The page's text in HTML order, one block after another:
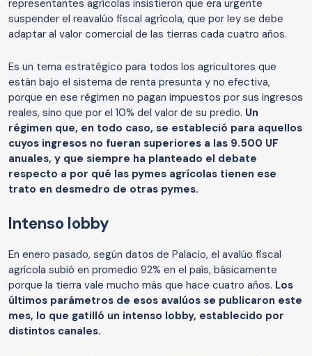
representantes agrícolas insistieron que era urgente
suspender el reavalúo fiscal agrícola, que por ley se debe
adaptar al valor comercial de las tierras cada cuatro años.
Es un tema estratégico para todos los agricultores que
están bajo el sistema de renta presunta y no efectiva,
porque en ese régimen no pagan impuestos por sus ingresos
reales, sino que por el 10% del valor de su predio. Un
régimen que, en todo caso, se estableció para aquellos
cuyos ingresos no fueran superiores a las 9.500 UF
anuales, y que siempre ha planteado el debate
respecto a por qué las pymes agrícolas tienen ese
trato en desmedro de otras pymes.
Intenso lobby
En enero pasado, según datos de Palacio, el avalúo fiscal
agrícola subió en promedio 92% en el país, básicamente
porque la tierra vale mucho más que hace cuatro años. Los
últimos parámetros de esos avalúos se publicaron este
mes, lo que gatilló un intenso lobby, establecido por
distintos canales.